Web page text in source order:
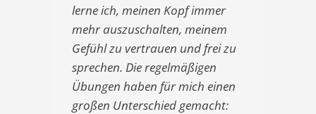
lerne ich, meinen Kopf immer
mehr auszuschalten, meinem
Gefühl zu vertrauen und frei zu
sprechen. Die regelmäßigen
Übungen haben für mich einen
großen Unterschied gemacht: